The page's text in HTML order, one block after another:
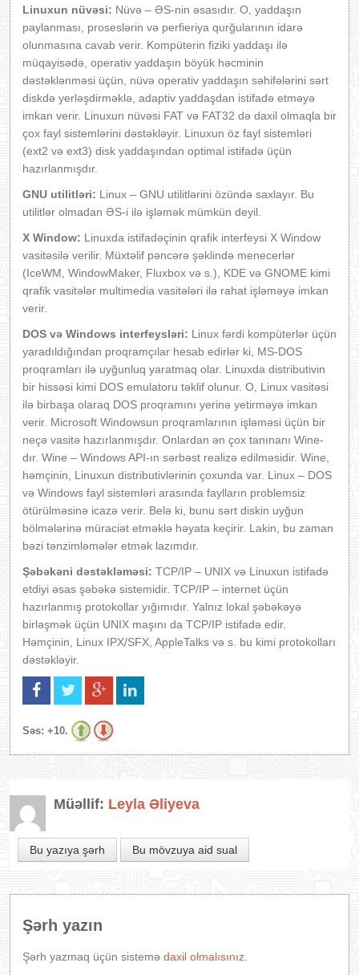
Linuxun nüvəsi: Nüvə – ƏS-nin əsasıdır. O, yaddaşın
paylanması, proseslərin və perfieriya qurğularının idarə
olunmasına cavab verir. Kompüterin fiziki yaddaşı ilə
müqayisədə, operativ yaddaşın böyük həcminin
dəstəklənməsi üçün, nüvə operativ yaddaşın səhifələrini sərt
diskdə yerləşdirməklə, adaptiv yaddaşdan istifadə etməyə
imkan verir. Linuxun nüvəsi FAT və FAT32 də daxil olmaqla bir
çox fayl sistemlərini dəstəkləyir. Linuxun öz fayl sistemləri
(ext2 və ext3) disk yaddaşından optimal istifadə üçün
hazırlanmışdır.
GNU utilitləri: Linux – GNU utilitlərini özündə saxlayır. Bu
utilitlər olmadan ƏS-i ilə işləmək mümkün deyil.
X Window: Linuxda istifadəçinin qrafik interfeysi X Window
vasitəsilə verilir. Müxtəlif pəncərə şəklində menecerlər
(IceWM, WindowMaker, Fluxbox və s.), KDE və GNOME kimi
qrafik vasitələr multimedia vasitələri ilə rahat işləməyə imkan
verir.
DOS və Windows interfeysləri: Linux fərdi kompüterlər üçün
yaradıldığından proqramçılar hesab edirlər ki, MS-DOS
proqramları ilə uyğunluq yaratmaq olar. Linuxda distributivin
bir hissəsi kimi DOS emulatoru təklif olunur. O, Linux vasitəsi
ilə birbaşa olaraq DOS proqramını yerinə yetirməyə imkan
verir. Microsoft Windowsun proqramlarının işləməsi üçün bir
neçə vasitə hazırlanmışdır. Onlardan ən çox tanınanı Wine-
dır. Wine – Windows API-ın sərbəst realizə edilməsidir. Wine,
həmçinin, Linuxun distributivlərinin çoxunda var. Linux – DOS
və Windows fayl sistemləri arasında faylların problemsiz
ötürülməsinə icazə verir. Belə ki, bunu sərt diskin uyğun
bölmələrinə müraciət etməklə həyata keçirir. Lakin, bu zaman
bəzi tənzimləmələr etmək lazımdır.
Şəbəkəni dəstəkləməsi: TCP/IP – UNIX və Linuxun istifadə
etdiyi əsas şəbəkə sistemidir. TCP/IP – internet üçün
hazırlanmış protokollar yığımıdır. Yalnız lokal şəbəkəyə
birləşmək üçün UNIX maşını da TCP/IP istifadə edir.
Həmçinin, Linux IPX/SFX, AppleTalks və s. bu kimi protokolları
dəstəkləyir.
Səs: +10.
Müəllif: Leyla Əliyeva
Bu yazıya şərh Bu mövzuya aid sual
Şərh yazın
Şərh yazmaq üçün sistemə daxil olmalısınız.